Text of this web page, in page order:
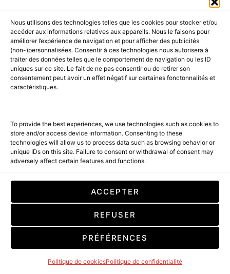
Nous utilisons des technologies telles que les cookies pour stocker et/ou
accéder aux informations relatives aux appareils. Nous le faisons pour
améliorer l’expérience de navigation et pour afficher des publicités
(non-)personnalisées. Consentir à ces technologies nous autorisera à
traiter des données telles que le comportement de navigation ou les ID
uniques sur ce site. Le fait de ne pas consentir ou de retirer son
consentement peut avoir un effet négatif sur certaines fonctonnalités et
caractéristiques.
To provide the best experiences, we use technologies such as cookies to
store and/or access device information. Consenting to these
technologies will allow us to process data such as browsing behavior or
unique IDs on this site. Failure to consent or withdrawal of consent may
adversely affect certain features and functions.
ACCEPTER
REFUSER
PRÉFÉRENCES
Politique de cookiesPolitique de confidentialité
PART OF THEAMILCAR MAGAZINE GROUP.EDITOR - ADVERTISING
AGENCE MEDIANE.
ACCUEIL BEST OF LUXE
35 MAGAZINES
SHOPPING & CONCIERGERIE
Voyages Contact
SUBSCRIBE
acceptez nos conditions d'utilisation concernant le stockage des
données soumises par le biais de ce formulaire. By checking this box, you
confirm that you have read and are agreeing to our terms of use